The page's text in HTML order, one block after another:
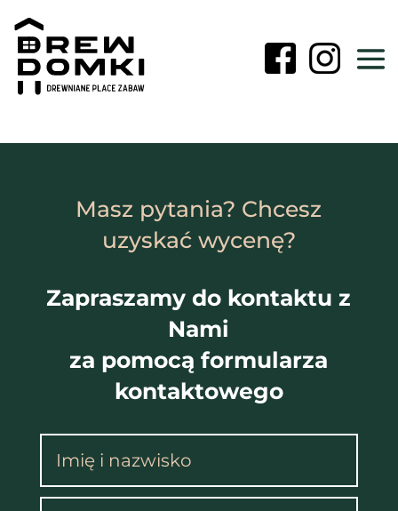
Masz pytania? Chcesz
uzyskać wycenę?
Zapraszamy do kontaktu z
Nami
za pomocą formularza
kontaktowego